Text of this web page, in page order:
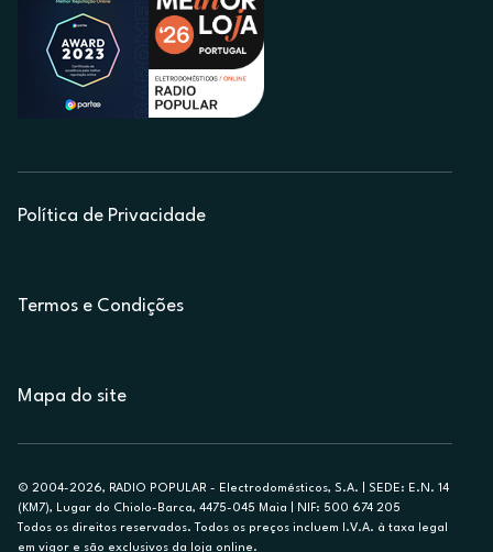
Política de Privacidade
Termos e Condições
Mapa do site
© 2004-2026, RADIO POPULAR - Electrodomésticos, S.A. | SEDE: E.N. 14
(KM7), Lugar do Chiolo-Barca, 4475-045 Maia | NIF: 500 674 205
Todos os direitos reservados. Todos os preços incluem I.V.A. à taxa legal
em vigor e são exclusivos da loja online.